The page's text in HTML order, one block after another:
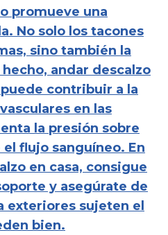
promueve una
No solo los tacones
sino también la
andar descalzo
contribuir a la
en las
la presión sobre
flujo sanguíneo. En
en casa, consigue
y asegúrate de
exteriores sujeten el
bien.